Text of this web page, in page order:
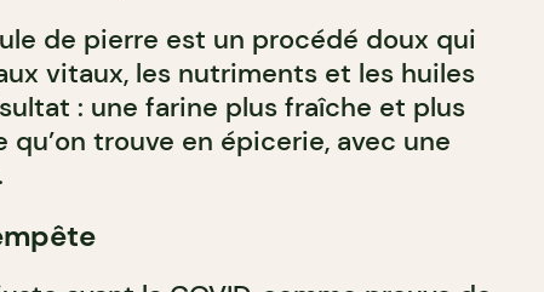
de pierre est un procédé doux qui
vitaux, les nutriments et les huiles
: une farine plus fraîche et plus
trouve en épicerie, avec une